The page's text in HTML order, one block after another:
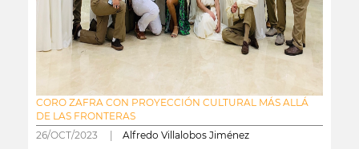
CORO ZAFRA CON PROYECCIÓN CULTURAL MÁS ALLÁ
DE LAS FRONTERAS
26/OCT/2023 | Alfredo Villalobos Jiménez